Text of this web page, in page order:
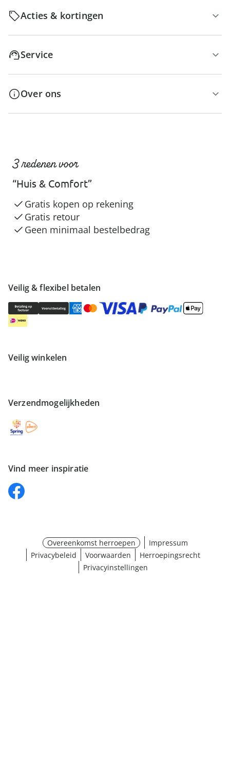
Acties & kortingen
Service
Over ons
Veilig & flexibel betalen
Veilig winkelen
Verzendmogelijkheden
Vind meer inspiratie
3 redenen voor
“Huis & Comfort”
Gratis kopen op rekening
Gratis retour
Geen minimaal bestelbedrag
Overeenkomst herroepen
Impressum
Privacybeleid
Voorwaarden
Herroepingsrecht
Privacyinstellingen